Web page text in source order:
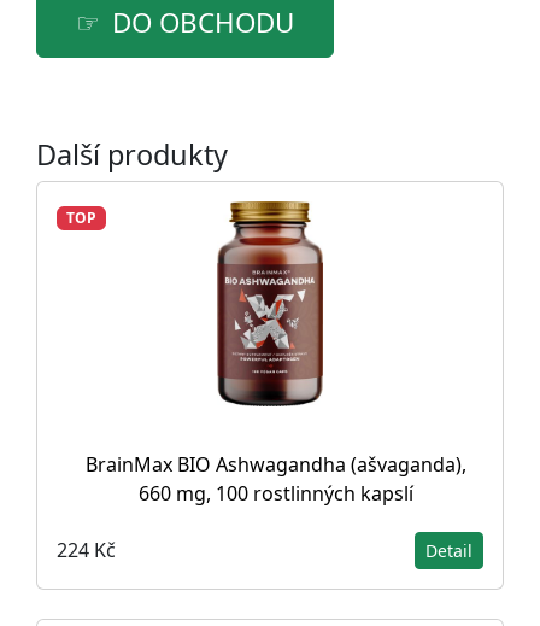
DO OBCHODU
Další produkty
TOP
BrainMax BIO Ashwagandha (ašvaganda),
660 mg, 100 rostlinných kapslí
224 Kč Detail